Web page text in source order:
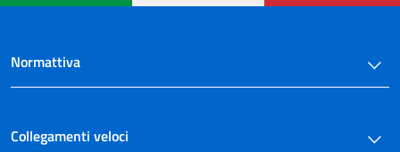
Normattiva
Collegamenti veloci